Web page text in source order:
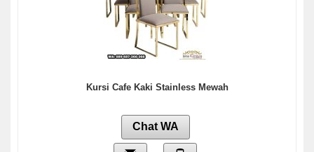
Kursi Cafe Kaki Stainless Mewah
Chat WA